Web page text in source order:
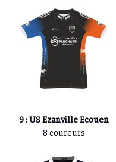
9 : US Ezanville Ecouen
8 coureurs